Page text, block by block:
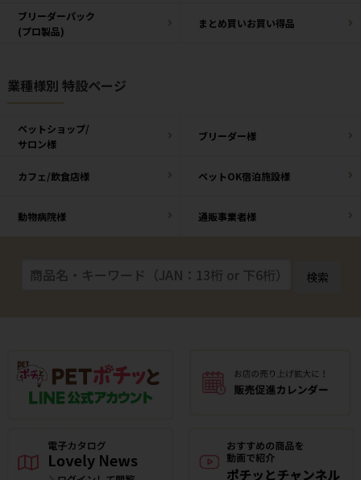
ブリーダーパック
(プロ製品)
まとめ買いお買い得品
業種様別 特設ページ
ペットショップ/
サロン様
ブリーダー様
カフェ/飲食店様 ペットOK宿泊施設様
動物病院様 通販事業者様
検索